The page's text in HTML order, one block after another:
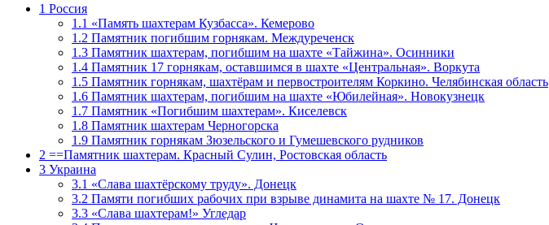
1 Россия
1.1 «Память шахтерам Кузбасса». Кемерово
1.2 Памятник погибшим горнякам. Междуреченск
1.3 Памятник шахтерам, погибшим на шахте «Тайжина». Осинники
1.4 Памятник 17 горнякам, оставшимся в шахте «Центральная». Воркута
1.5 Памятник горнякам, шахтёрам и первостроителям Коркино. Челябинская область
1.6 Памятник шахтерам, погибшим на шахте «Юбилейная». Новокузнецк
1.7 Памятник «Погибшим шахтерам». Киселевск
1.8 Памятник шахтерам Черногорска
1.9 Памятник горнякам Зюзельского и Гумешевского рудников
2 ==Памятник шахтерам. Красный Сулин, Ростовская область
3 Украина
3.1 «Слава шахтёрскому труду». Донецк
3.2 Памяти погибших рабочих при взрыве динамита на шахте № 17. Донецк
3.3 «Слава шахтерам!» Угледар